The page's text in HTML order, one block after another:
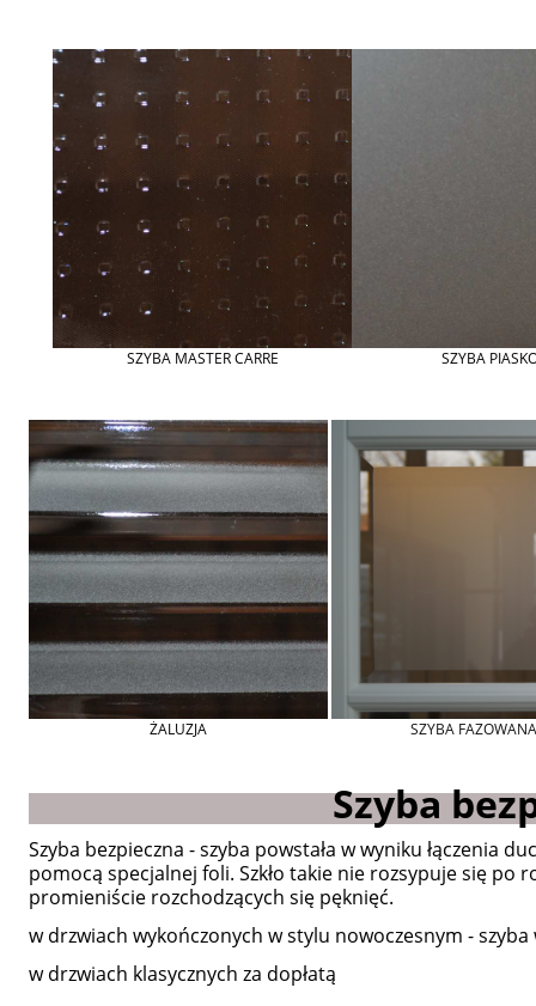
SZYBA MASTER CARRE SZYBA
ŻALUZJA SZYBA FAZOWANA
Szyba
Szyba bezpieczna - szyba powstała w wyniku łączenia
pomocą specjalnej foli. Szkło takie nie rozsypuje się
promieniście rozchodzących się pęknięć.
w drzwiach wykończonych w stylu nowoczesnym -
w drzwiach klasycznych za dopłatą